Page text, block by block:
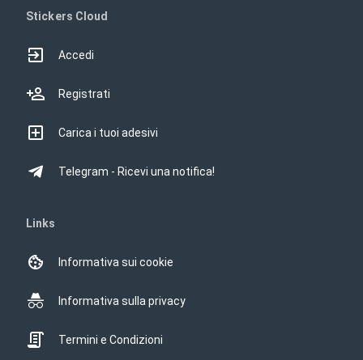
Stickers Cloud
Accedi
Registrati
Carica i tuoi adesivi
Telegram - Ricevi una notifica!
Links
Informativa sui cookie
Informativa sulla privacy
Termini e Condizioni